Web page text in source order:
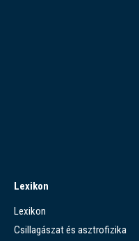
Lexikon
Lexikon
Csillagászat és asztrofizika